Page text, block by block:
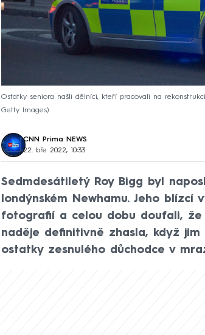
Ostatky seniora našli dělníci, kteří pracovali na
Getty Images
CNN Prima NEWS
22. bře 2022, 10:33
Sedmdesátiletý Roy Bigg byl
londýnském Newhamu. Jeho
fotografií a celou dobu doufali, že
naděje definitivně zhasla, když
ostatky zesnulého důchodce v